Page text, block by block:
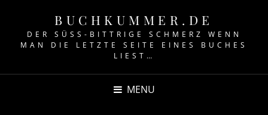
BUCHKUMMER.DE
DER SÜSS-BITTRIGE SCHMERZ WENN M
AN DIE LETZTE SEITE EINES BUCHES L
IEST…
MENU